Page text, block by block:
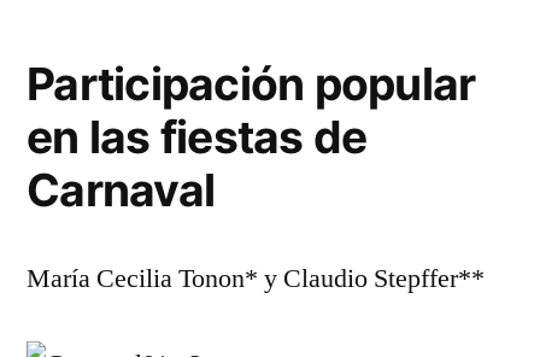
Participación popular
en las fiestas de
Carnaval
María Cecilia Tonon* y Claudio Stepffer**